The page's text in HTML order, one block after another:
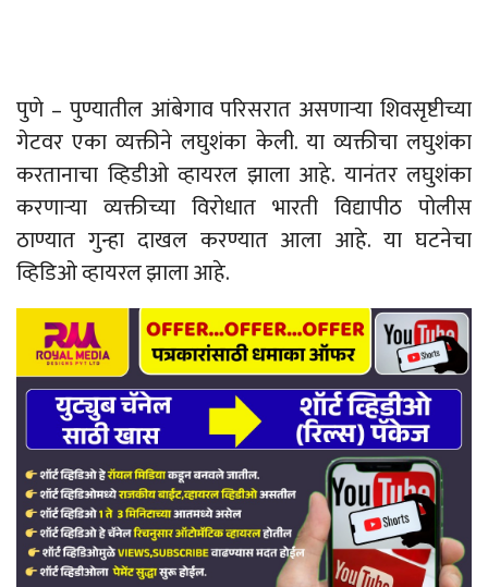
पुणे – पुण्यातील आंबेगाव परिसरात असणाऱ्या शिवसृष्टीच्या
गेटवर एका व्यक्तीने लघुशंका केली. या व्यक्तीचा लघुशंका
करतानाचा व्हिडीओ व्हायरल झाला आहे. यानंतर लघुशंका
करणाऱ्या व्यक्तीच्या विरोधात भारती विद्यापीठ पोलीस
ठाण्यात गुन्हा दाखल करण्यात आला आहे. या घटनेचा
व्हिडिओ व्हायरल झाला आहे.